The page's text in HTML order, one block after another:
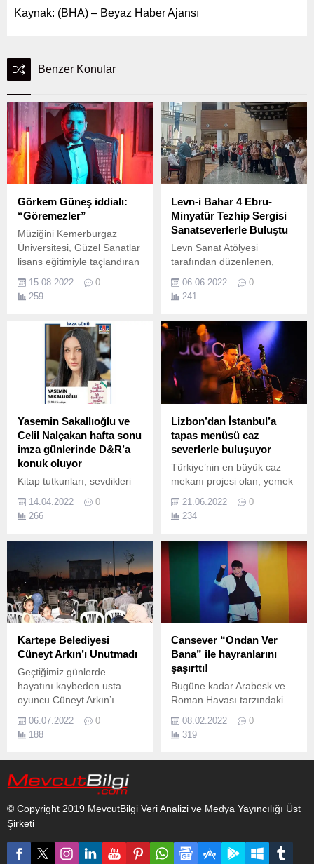
Kaynak: (BHA) – Beyaz Haber Ajansı
Benzer Konular
Görkem Güneş iddialı:
“Göremezler”
Müziğini Kemerburgaz
Üniversitesi, Güzel Sanatlar
lisans eğitimiyle taçlandıran
Görkem Güneş aynı
üniversiteye demir atarak
tünelin ardındaki ışığı
15.08.2022
0
259
Levn-i Bahar 4 Ebru-
Minyatür Tezhip Sergisi
Sanatseverlerle Buluştu
Levn Sanat Atölyesi
tarafından düzenlenen,
“Levn-i Bahar 4” Ebru-
Minyatür-Tezhip Sergisi
Ahmed Adnan Saygun
sanatseverlerin yoğun
ilgisiyle açıldı.
06.06.2022
0
241
Yasemin Sakallıoğlu ve
Celil Nalçakan hafta sonu
imza günlerinde D&R’a
konuk oluyor
Kitap tutkunları, sevdikleri
sınır tanımayan dünyasında
buluşmaya devam ediyor.
14.04.2022
0
266
Lizbon’dan İstanbul’a
tapas menüsü caz
severlerle buluşuyor
Türkiye’nin en büyük caz
mekanı projesi olan, yemek
The Badau, bu defa yepyeni
bir projeye imza atıyor.
21.06.2022
0
234
Kartepe Belediyesi
Cüneyt Arkın’ı Unutmadı
Geçtiğimiz günlerde
hayatını kaybeden usta
oyuncu Cüneyt Arkın’ı
Kartepe Belediyesi
unutmadı.
06.07.2022
0
188
Cansever “Ondan Ver
Bana” ile hayranlarını
şaşırttı!
Bugüne kadar Arabesk ve
Roman Havası tarzındaki
şarkılarıyla milyonlarca
dinlenmeye ulaşan Arabesk
Müziğin usta ismi Cansever
08.02.2022
0
319
© Copyright 2019 MevcutBilgi Veri Analizi ve Medya Yayıncılığı Üst
Şirketi